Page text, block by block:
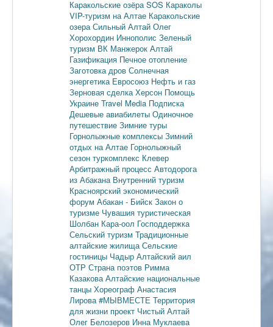
Каракольские озёра SOS Караколы
VIP-туризм на Алтае Каракольские
озера Сильный Алтай Олег
Хорохордин Иннополис Зеленый
туризм ВК Манжерок Алтай
Газификация Печное отопление
Заготовка дров Солнечная
энергетика Евросоюз Нефть и газ
Зерновая сделка Херсон Помощь
Украине Travel Media Подписка
Дешевые авиабилеты Одиночное
путешествие Зимние туры
Горнолыжные комплексы Зимний
отдых на Алтае Горнолыжный
сезон туркомплекс Клевер
Арбитражный процесс Автодорога
из Абакана Внутренний туризм
Красноярский экономический
форум Абакан - Бийск Закон о
туризме Чувашия туристическая
Шолбан Кара-оол Господдержка
Сельский туризм Традиционные
алтайские жилища Сельские
гостиницы Чадыр Алтайский аил
ОТР Страна поэтов Римма
Казакова Алтайские национальные
танцы Хореограф Анастасия
Лирова #МЫВМЕСТЕ Территория
для жизни проект Чистый Алтай
Олег Белозеров Инна Муклаева